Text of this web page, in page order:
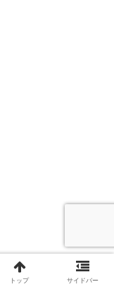
トップ サイドバー